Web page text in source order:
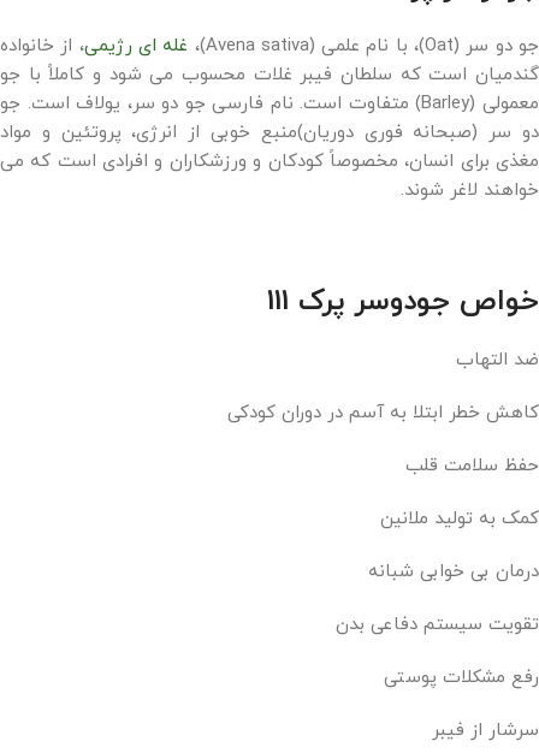
جو دو سر (Oat)، با نام علمی (Avena sativa)، غله ای رژیمی، از خانواده
گندمیان است که سلطان فیبر غلات محسوب می شود و کاملاً با جو
معمولی (Barley) متفاوت است. نام فارسی جو دو سر، یولاف است. جو
دو سر (صبحانه فوری دوریان)منبع خوبی از انرژی، پروتئین و مواد
مغذی برای انسان، مخصوصاً کودکان و ورزشکاران و افرادی است که می
خواهند لاغر شوند.
خواص جودوسر پرک 111
ضد التهاب
کاهش خطر ابتلا به آسم در دوران کودکی
حفظ سلامت قلب
کمک به تولید ملانین
درمان بی خوابی شبانه
تقویت سیستم دفاعی بدن
رفع مشکلات پوستی
سرشار از فیبر